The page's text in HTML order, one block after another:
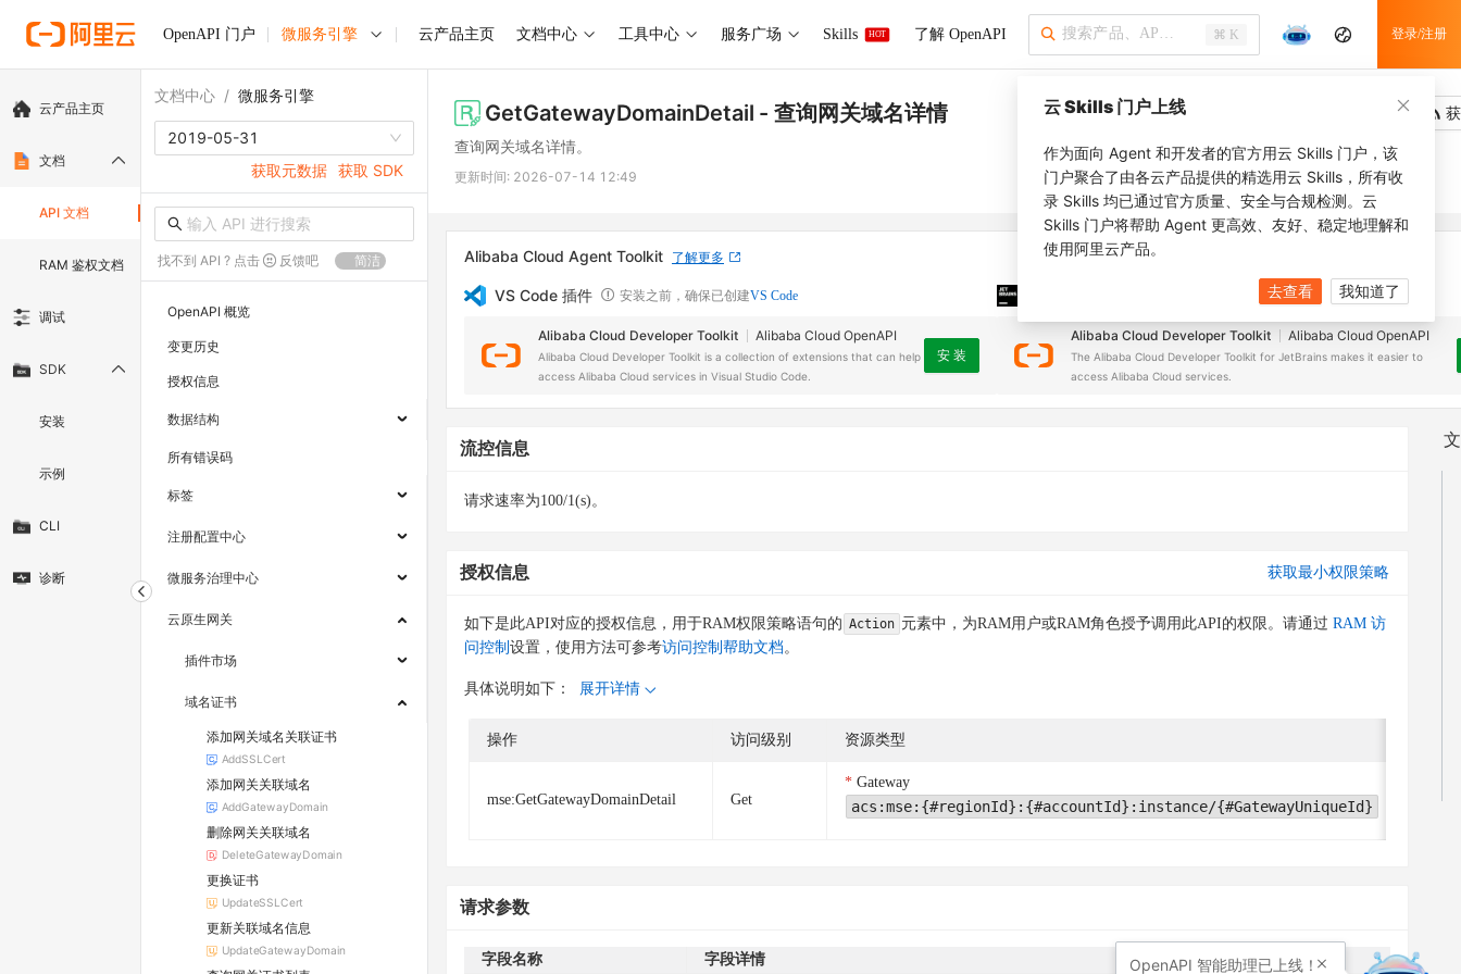
OpenAPI 门户 微服务引擎 云产品主页 文档中心 工具中心 服务广场 Skills HOT 了解 OpenAPI ⌘ K 登录/注册
云产品主页
文档
API 文档
RAM 鉴权文档
调试
SDK
安装
示例
CLI
诊断
文档中心 / 微服务引擎
2019-05-31
获取元数据 获取 SDK
找不到 API ? 点击 反馈吧 简洁
OpenAPI 概览
变更历史
授权信息
数据结构
所有错误码
标签
注册配置中心
微服务治理中心
云原生网关
插件市场
域名证书
添加网关域名关联证书
AddSSLCert
添加网关关联域名
AddGatewayDomain
删除网关关联域名
DeleteGatewayDomain
更换证书
UpdateSSLCert
更新关联域名信息
UpdateGatewayDomain
GetGatewayDomainDetail - 查询网关域名详情
查询网关域名详情。
更新时间: 2026-07-14 12:49
Alibaba Cloud Agent Toolkit 了解更多
VS Code 插件 安装之前，确保已创建VS Code
Alibaba Cloud Developer Toolkit Alibaba Cloud OpenAPI
Alibaba Cloud Developer Toolkit is a collection of extensions that can help
access Alibaba Cloud services in Visual Studio Code.
安 装
安装之前，确保已创建JetBrains IDE
Alibaba Cloud Developer Toolkit Alibaba Cloud OpenAPI
The Alibaba Cloud Developer Toolkit for JetBrains makes it easier to
access Alibaba Cloud services.
流控信息
请求速率为100/1(s)。
授权信息 获取最小权限策略
如下是此API对应的授权信息，用于RAM权限策略语句的 Action 元素中，为RAM用户或RAM角色授予调用此API的权限。请通过 RAM 访
问控制 设置，使用方法可参考访问控制帮助文档。
具体说明如下： 展开详情
操作 访问级别 资源类型
mse:GetGatewayDomainDetail Get
Gateway
acs:mse:{#regionId}:{#accountId}:instance/{#GatewayUniqueId}
请求参数
字段名称 字段详情
云 Skills 门户上线
作为面向 Agent 和开发者的官方用云 Skills 门户，该
门户聚合了由各云产品提供的精选用云 Skills，所有收
录 Skills 均已通过官方质量、安全与合规检测。云
Skills 门户将帮助 Agent 更高效、友好、稳定地理解和
使用阿里云产品。
去查看 我知道了
OpenAPI 智能助理已上线！